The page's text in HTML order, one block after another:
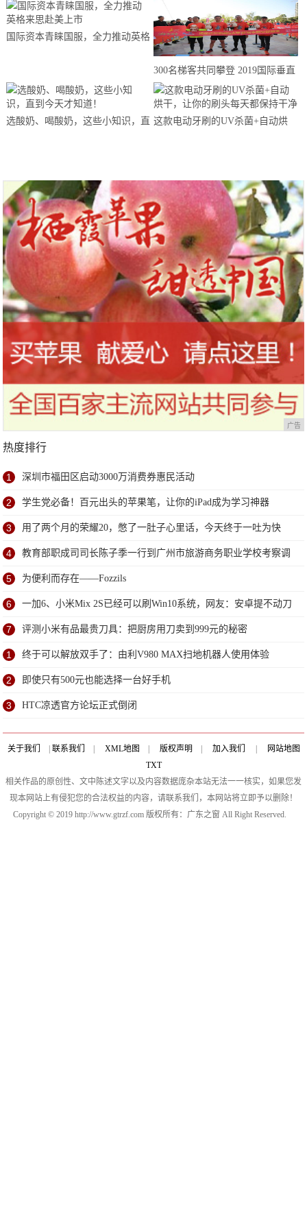
国际资本青睐国服，全力推动英格
300名梯客共同攀登 2019国际垂直
马拉松超级精英赛顺德海骏达中心
站欢乐开跑
选酸奶、喝酸奶，这些小知识，直 这款电动牙刷的UV杀菌+自动烘
广告
热度排行
1 深圳市福田区启动3000万消费券惠民活动
2 学生党必备！百元出头的苹果笔，让你的iPad成为学习神器
3 用了两个月的荣耀20，憋了一肚子心里话，今天终于一吐为快
4 教育部职成司司长陈子季一行到广州市旅游商务职业学校考察调
研
5 为便利而存在——Fozzils
6 一加6、小米Mix 2S已经可以刷Win10系统，网友：安卓提不动刀
了？
7 评测小米有品最贵刀具：把厨房用刀卖到999元的秘密
1 终于可以解放双手了：由利V980 MAX扫地机器人使用体验
2 即使只有500元也能选择一台好手机
3 HTC凉透官方论坛正式倒闭
关于我们 联系我们 XML地图 版权声明 加入我们
网站地图
TXT
相关作品的原创性、文中陈述文字以及内容数据庞杂本站无法一一核实，如果您发
现本网站上有侵犯您的合法权益的内容，请联系我们，本网站将立即予以删除！
Copyright © 2019 http://www.gtrzf.com 版权所有：广东之窗 All Right Reserved.